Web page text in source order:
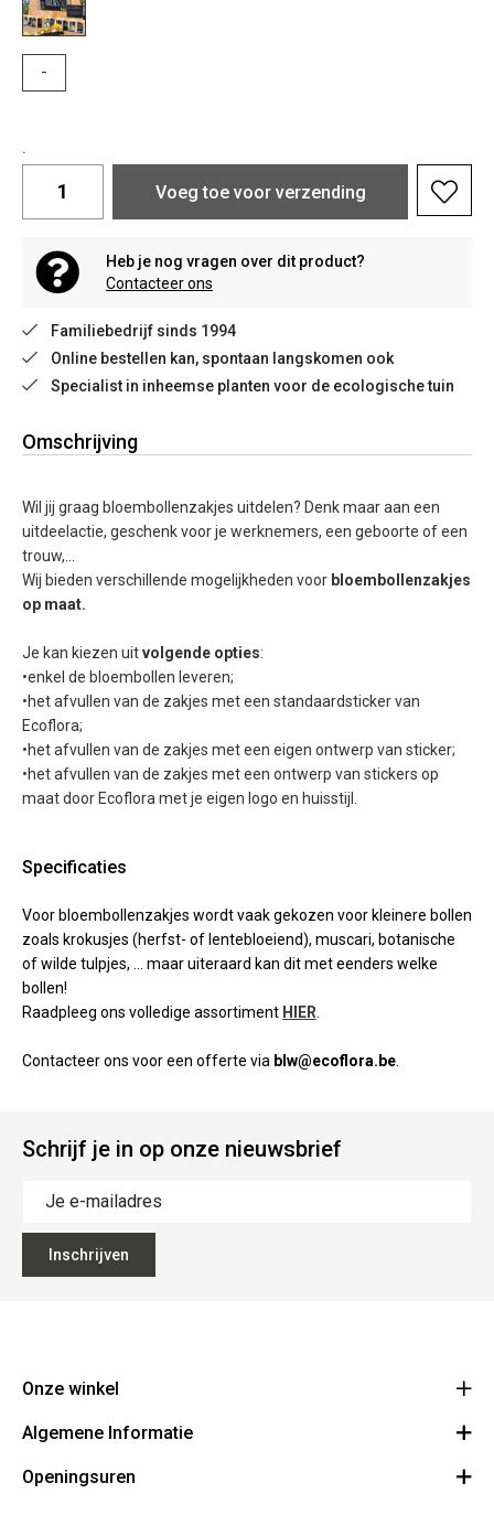
-
.
Voeg toe voor verzending
Heb je nog vragen over dit product?
Contacteer ons
Familiebedrijf sinds 1994
Online bestellen kan, spontaan langskomen ook
Specialist in inheemse planten voor de ecologische tuin
Omschrijving
Wil jij graag bloembollenzakjes uitdelen? Denk maar aan een
uitdeelactie, geschenk voor je werknemers, een geboorte of een
trouw,...
Wij bieden verschillende mogelijkheden voor bloembollenzakjes
op maat.
Je kan kiezen uitvolgende opties:
•enkel de bloembollen leveren;
•het afvullen van de zakjes met een standaardsticker van
Ecoflora;
•het afvullen van de zakjes met een eigen ontwerp van sticker;
•het afvullen van de zakjes met een ontwerp van stickers op
maat door Ecoflora met je eigen logo en huisstijl.
Specificaties
Voor bloembollenzakjes wordt vaak gekozen voor kleinere bollen
zoals krokusjes (herfst- of lentebloeiend), muscari, botanische
of wilde tulpjes, … maar uiteraard kan dit met eenders welke
bollen!
Raadpleeg ons volledige assortiment HIER
Contacteer ons voor een offerte via blw@ecoflora.be
Schrijf je in op onze nieuwsbrief
Inschrijven
Onze winkel
Ecoflora
1500 Halle
Algemene Informatie
Vacatures
Openingsuren